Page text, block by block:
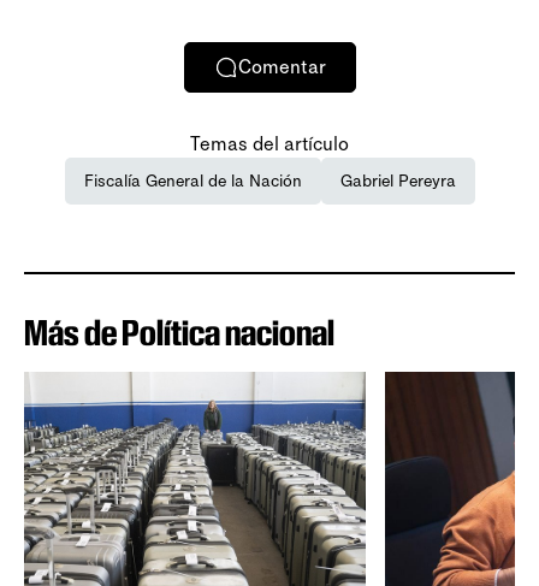
Comentar
Temas del artículo
Fiscalía General de la Nación Gabriel Pereyra
Más de Política nacional